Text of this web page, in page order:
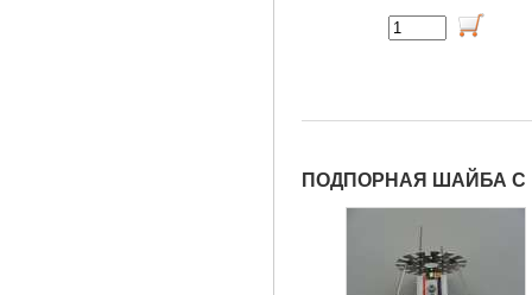
ПОДПОРНАЯ ШАЙБА С